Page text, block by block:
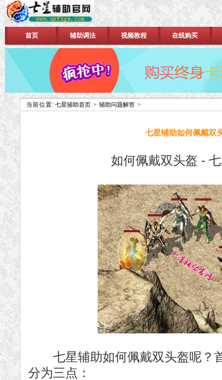
首页 辅助调法 视频教程 在线购买
当前位置: 七星辅助首页 > 辅助问题解答 >
七星辅助如何佩戴双
如何佩戴双头盔 - 七
七星辅助如何佩戴双头盔呢？
分为三点：